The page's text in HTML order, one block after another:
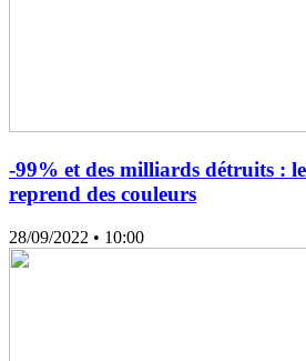
-99% et des milliards détruits :
reprend des couleurs
28/09/2022 • 10:00